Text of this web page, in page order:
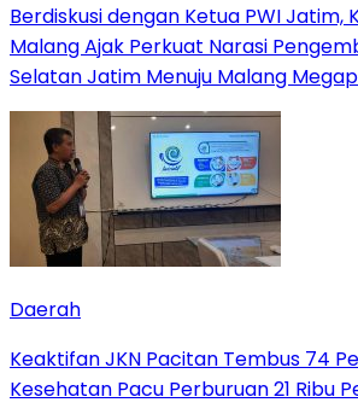
Berdiskusi dengan Ketua PWI Jatim,
Malang Ajak Perkuat Narasi
Selatan Jatim Menuju Malang
Daerah
Keaktifan JKN Pacitan Tembus 74
Kesehatan Pacu Perburuan 21 Ribu